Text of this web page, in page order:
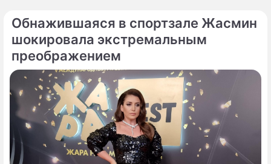
Обнажившаяся в спортзале Жасмин
шокировала экстремальным
преображением